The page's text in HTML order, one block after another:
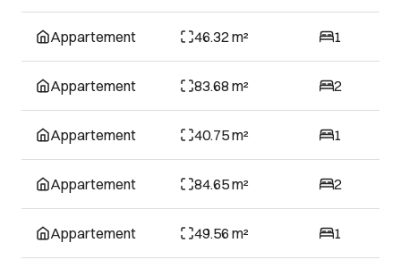
Appartement 46.32 m² 1
Appartement 83.68 m² 2
Appartement 40.75 m² 1
Appartement 84.65 m² 2
Appartement 49.56 m² 1